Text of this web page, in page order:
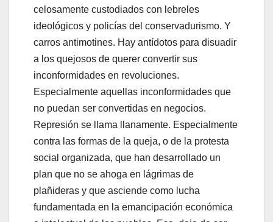
celosamente custodiados con lebreles
ideológicos y policías del conservadurismo. Y
carros antimotines. Hay antídotos para disuadir
a los quejosos de querer convertir sus
inconformidades en revoluciones.
Especialmente aquellas inconformidades que
no puedan ser convertidas en negocios.
Represión se llama llanamente. Especialmente
contra las formas de la queja, o de la protesta
social organizada, que han desarrollado un
plan que no se ahoga en lágrimas de
plañideras y que asciende como lucha
fundamentada en la emancipación económica